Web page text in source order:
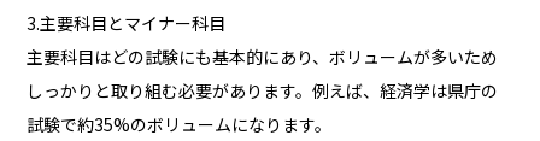
3.主要科目とマイナー科目
主要科目はどの試験にも基本的にあり、ボリュームが多いため
しっかりと取り組む必要があります。例えば、経済学は県庁の
試験で約35%のボリュームになります。